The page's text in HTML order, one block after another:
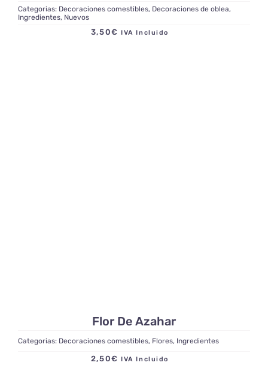
Categorias: Decoraciones comestibles, Decoraciones de oblea,
Ingredientes, Nuevos
3,50€ IVA Incluido
Flor De Azahar
Categorias: Decoraciones comestibles, Flores, Ingredientes
2,50€ IVA Incluido